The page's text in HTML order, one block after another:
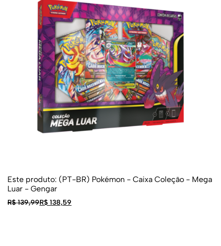
Este produto: (PT-BR) Pokémon - Caixa Coleção - Mega
Luar - Gengar
R$139,99R$ 138,59